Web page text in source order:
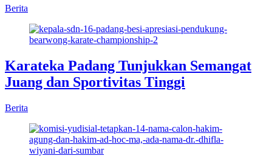
Berita
Karateka Padang Tunjukkan Semangat
Juang dan Sportivitas Tinggi
Berita